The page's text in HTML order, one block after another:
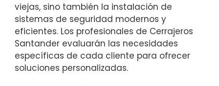
viejas, sino también la instalación de
sistemas de seguridad modernos y
eficientes. Los profesionales de Cerrajeros
Santander evaluarán las necesidades
específicas de cada cliente para ofrecer
soluciones personalizadas.